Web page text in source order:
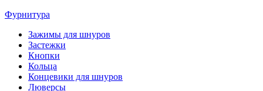
Фурнитура
Зажимы для шнуров
Застежки
Кнопки
Кольца
Концевики для шнуров
Люверсы